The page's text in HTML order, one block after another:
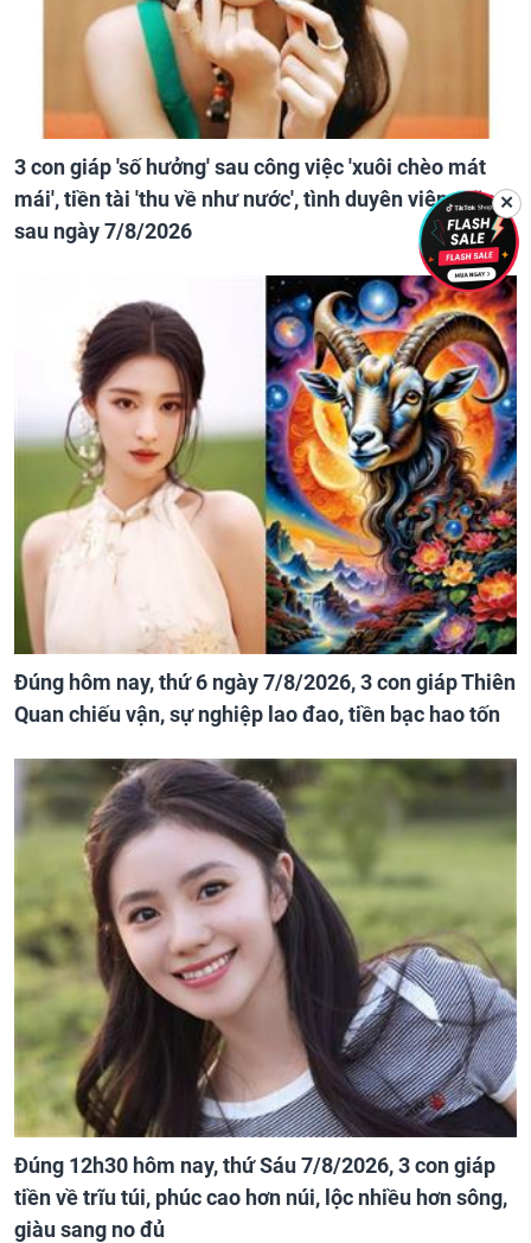
3 con giáp 'số hưởng' sau công việc 'xuôi chèo mát
mái', tiền tài 'thu về như nước', tình duyên viên mãn
sau ngày 7/8/2026
Đúng hôm nay, thứ 6 ngày 7/8/2026, 3 con giáp Thiên
Quan chiếu vận, sự nghiệp lao đao, tiền bạc hao tốn
Đúng 12h30 hôm nay, thứ Sáu 7/8/2026, 3 con giáp
tiền về trĩu túi, phúc cao hơn núi, lộc nhiều hơn sông,
giàu sang no đủ
✕